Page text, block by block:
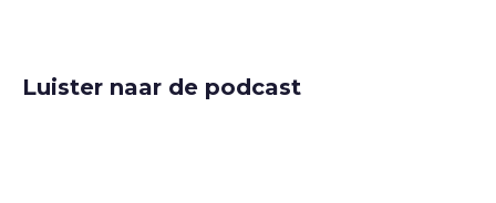
Luister naar de podcast